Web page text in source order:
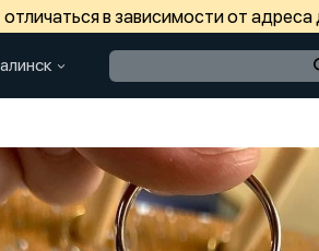
в зависимости от